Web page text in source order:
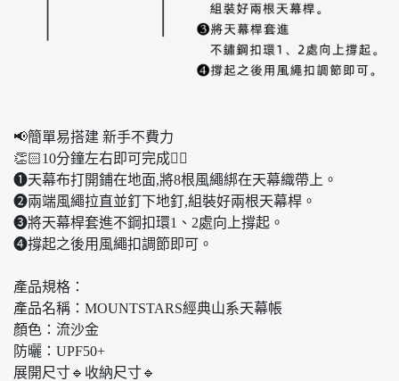
📢簡單易搭建 新手不費力
👏🏻10分鐘左右即可完成👌🏻
❶天幕布打開鋪在地面,將8根風繩綁在天幕織帶上。
❷兩端風繩拉直並釘下地釘,組裝好兩根天幕桿。
❸將天幕桿套進不鋼扣環1、2處向上撐起。
❹撐起之後用風繩扣調節即可。
產品規格：
產品名稱：MOUNTSTARS經典山系天幕帳
顏色：流沙金
防曬：UPF50+
展開尺寸🔹收納尺寸🔹